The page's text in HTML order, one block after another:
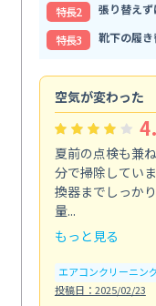
特⻑2
張り替え
特⻑3
靴下の履
空気が変わった
夏前の点検も兼
分で掃除してい
換器までしっか
量...
もっと見る
エアコンクリーニン
投稿日：2025/02/23